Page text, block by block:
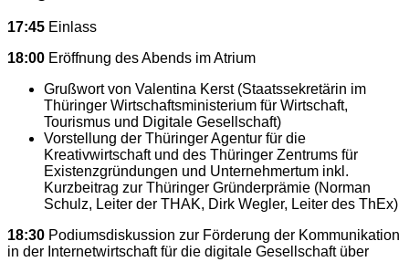
17:45 Einlass
18:00 Eröffnung des Abends im Atrium
Grußwort von Valentina Kerst (Staatssekretärin im
Thüringer Wirtschaftsministerium für Wirtschaft,
Tourismus und Digitale Gesellschaft)
Vorstellung der Thüringer Agentur für die
Kreativwirtschaft und des Thüringer Zentrums für
Existenzgründungen und Unternehmertum inkl.
Kurzbeitrag zur Thüringer Gründerprämie (Norman
Schulz, Leiter der THAK, Dirk Wegler, Leiter des ThEx)
18:30 Podiumsdiskussion zur Förderung der Kommunikation
in der Internetwirtschaft für die digitale Gesellschaft über